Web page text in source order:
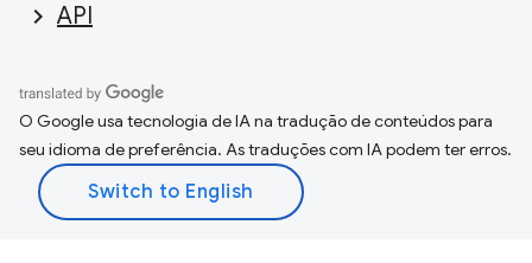
API
O Google usa tecnologia de IA na tradução de conteúdos para
seu idioma de preferência. As traduções com IA podem ter erros.